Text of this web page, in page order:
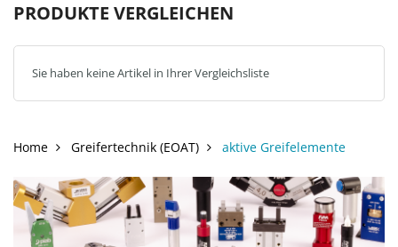
PRODUKTE VERGLEICHEN
Sie haben keine Artikel in Ihrer Vergleichsliste
Home Greifertechnik (EOAT) aktive Greifelemente